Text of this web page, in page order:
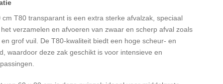
cm T80 transparant is een extra sterke afvalzak, speciaal
verzamelen en afvoeren van zwaar en scherp afval zoals
grof vuil. De T80-kwaliteit biedt een hoge scheur- en
waardoor deze zak geschikt is voor intensieve en